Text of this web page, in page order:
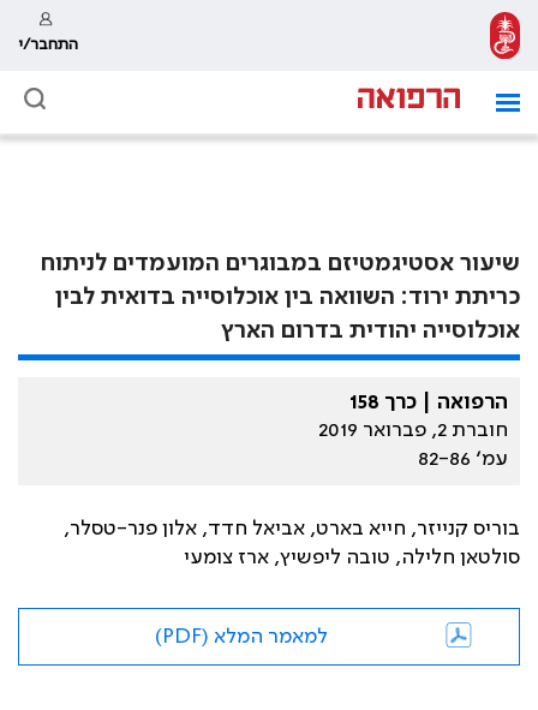
התחבר/י
שיעור אסטיגמטיזם במבוגרים המועמדים לניתוח
כריתת ירוד: השוואה בין אוכלוסייה בדואית לבין
אוכלוסייה יהודית בדרום הארץ
הרפואה | כרך 158
חוברת 2, פברואר 2019
עמ׳ 82-86
בוריס קנייזר, חייא בארט, אביאל חדד, אלון פנר-טסלר,
סולטאן חלילה, טובה ליפשיץ, ארז צומעי
למאמר המלא (PDF)